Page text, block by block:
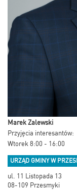
Marek Zalewski
Przyjęcia interesantów:
Wtorek 8:00 - 16:00
URZĄD GMINY W
ul. 11 Listopada 13
08-109 Przesmyki